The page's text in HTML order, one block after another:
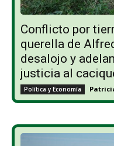
Conflicto por
querella de
desalojo y
justicia al
Política y Economía